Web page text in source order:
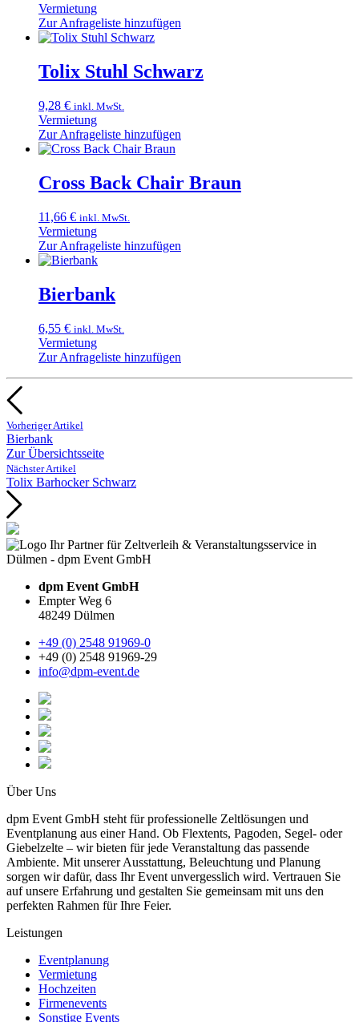
Vermietung
Zur Anfrageliste hinzufügen
Tolix Stuhl Schwarz
9,28 € inkl. MwSt.
Vermietung
Zur Anfrageliste hinzufügen
Cross Back Chair Braun
11,66 € inkl. MwSt.
Vermietung
Zur Anfrageliste hinzufügen
Bierbank
6,55 € inkl. MwSt.
Vermietung
Zur Anfrageliste hinzufügen
Vorheriger Artikel
Bierbank
Zur Übersichtsseite
Nächster Artikel
Tolix Barhocker Schwarz
dpm Event GmbH
Empter Weg 6
48249 Dülmen
+49 (0) 2548 91969-0
+49 (0) 2548 91969-29
info@dpm-event.de
Über Uns
dpm Event GmbH steht für professionelle Zeltlösungen und
Eventplanung aus einer Hand. Ob Flextents, Pagoden, Segel- oder
Giebelzelte – wir bieten für jede Veranstaltung das passende
Ambiente. Mit unserer Ausstattung, Beleuchtung und Planung
sorgen wir dafür, dass Ihr Event unvergesslich wird. Vertrauen Sie
auf unsere Erfahrung und gestalten Sie gemeinsam mit uns den
perfekten Rahmen für Ihre Feier.
Leistungen
Eventplanung
Vermietung
Hochzeiten
Firmenevents
Sonstige Events